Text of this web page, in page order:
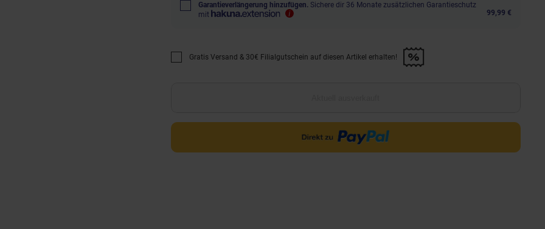
Garantieverlängerung hinzufügen. Sichere dir 36 Monate zusätzlichen Garantieschutz
mit
99,99 €
Promotion "Gratis Versand &amp; 30€ Filialgutschein auf diesen Artikel erhalten!" anwenden
Gratis Versand & 30€ Filialgutschein auf diesen Artikel erhalten!